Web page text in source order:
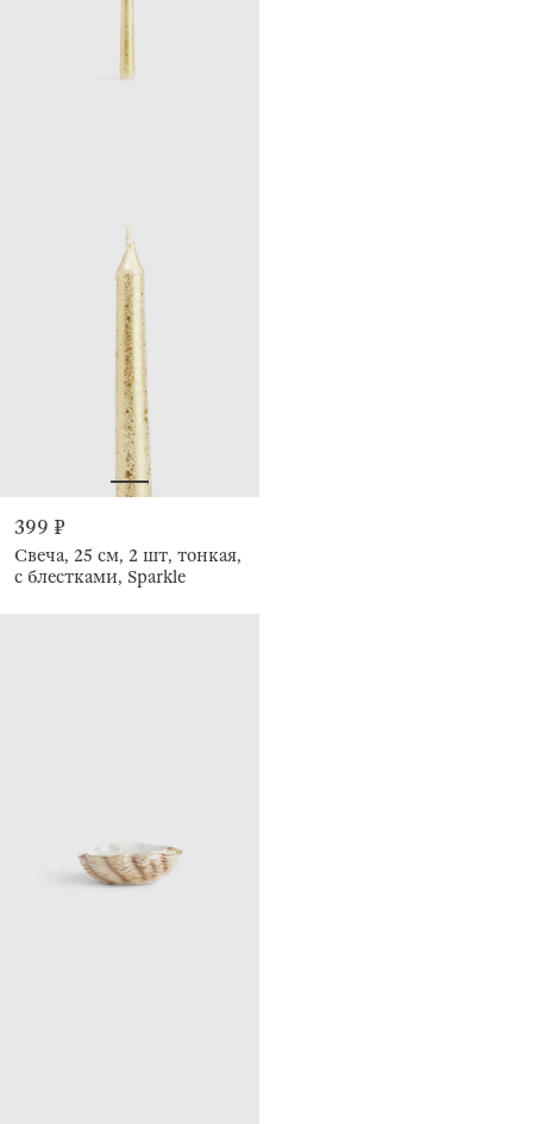
399 ₽
Свеча, 25 см, 2 шт, тонкая,
с блестками, Sparkle